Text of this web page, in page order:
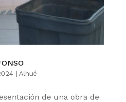
| Alhué
de una obra de